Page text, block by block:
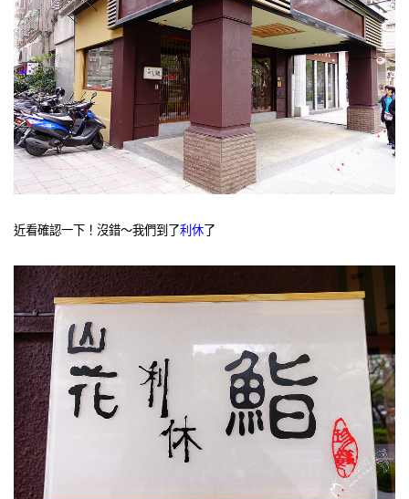
近看確認一下！沒錯～我們到了利休了